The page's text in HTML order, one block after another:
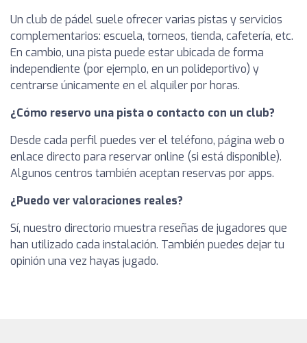
Un club de pádel suele ofrecer varias pistas y servicios
complementarios: escuela, torneos, tienda, cafetería, etc.
En cambio, una pista puede estar ubicada de forma
independiente (por ejemplo, en un polideportivo) y
centrarse únicamente en el alquiler por horas.
¿Cómo reservo una pista o contacto con un club?
Desde cada perfil puedes ver el teléfono, página web o
enlace directo para reservar online (si está disponible).
Algunos centros también aceptan reservas por apps.
¿Puedo ver valoraciones reales?
Sí, nuestro directorio muestra reseñas de jugadores que
han utilizado cada instalación. También puedes dejar tu
opinión una vez hayas jugado.